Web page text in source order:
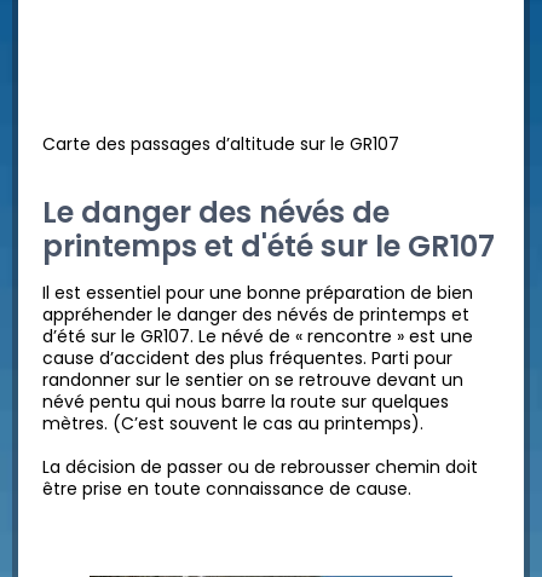
Carte des passages d’altitude sur le GR107
Le danger des névés de
printemps et d'été sur le GR107
Il est essentiel pour une bonne préparation de bien
appréhender le danger des névés de printemps et
d’été sur le GR107. Le névé de « rencontre » est une
cause d’accident des plus fréquentes. Parti pour
randonner sur le sentier on se retrouve devant un
névé pentu qui nous barre la route sur quelques
mètres. (C’est souvent le cas au printemps).
La décision de passer ou de rebrousser chemin doit
être prise en toute connaissance de cause.